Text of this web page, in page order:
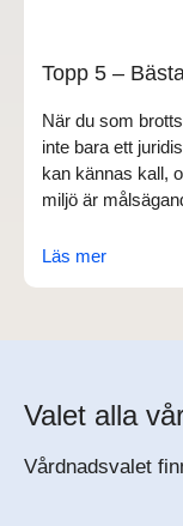
Topp 5 –
När du som
inte bara ett
kan kännas kall,
miljö är
Läs mer
Valet alla
Vårdnadsvalet